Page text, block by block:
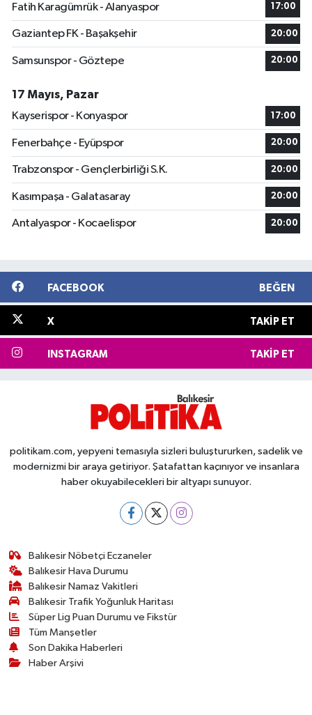
Fatih Karagümrük - Alanyaspor
17:00
Gaziantep FK - Başakşehir 20:00
Samsunspor - Göztepe 20:00
17 Mayıs, Pazar
Kayserispor - Konyaspor
17:00
Fenerbahçe - Eyüpspor 20:00
Trabzonspor - Gençlerbirliği S.K. 20:00
Kasımpaşa - Galatasaray 20:00
Antalyaspor - Kocaelispor 20:00
FACEBOOK BEĞEN
X TAKIP ET
INSTAGRAM TAKIP ET
politikam.com, yepyeni temasıyla sizleri buluştururken, sadelik ve
modernizmi bir araya getiriyor. Şatafattan kaçınıyor ve insanlara
haber okuyabilecekleri bir altyapı sunuyor.
Balıkesir Nöbetçi Eczaneler
Balıkesir Hava Durumu
Balıkesir Namaz Vakitleri
Balıkesir Trafik Yoğunluk Haritası
Süper Lig Puan Durumu ve Fikstür
Tüm Manşetler
Son Dakika Haberleri
Haber Arşivi